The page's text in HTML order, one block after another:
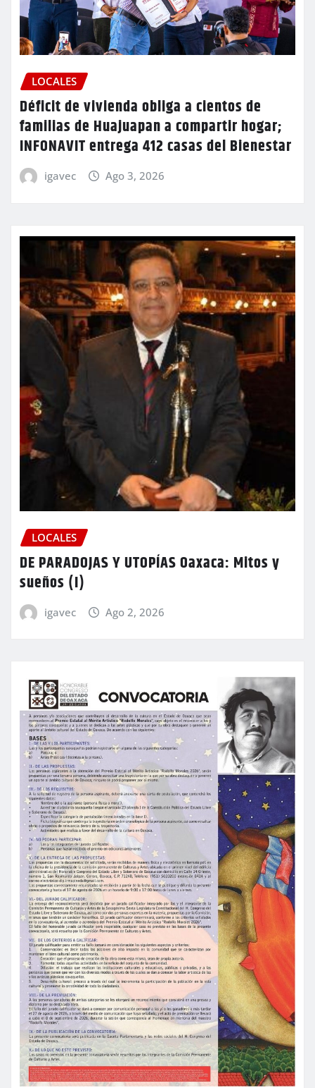
LOCALES
Déficit de vivienda obliga a cientos de
familias de Huajuapan a compartir hogar;
INFONAVIT entrega 412 casas del Bienestar
igavec Ago 3, 2026
LOCALES
DE PARADOJAS Y UTOPÍAS Oaxaca: Mitos y
sueños (I)
igavec Ago 2, 2026